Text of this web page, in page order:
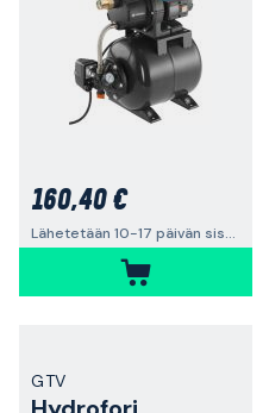
160,40 €
Lähetetään 10-17 päivän sisällä
GTV